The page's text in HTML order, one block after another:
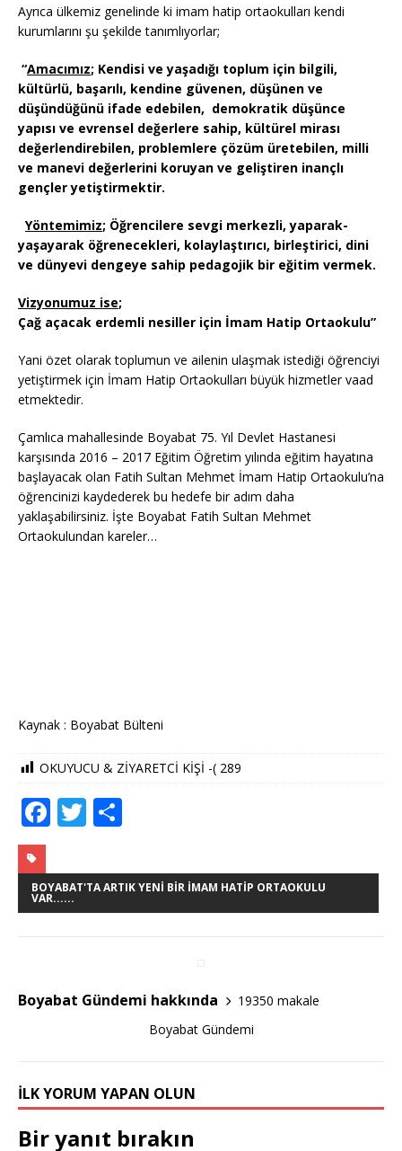
Ayrıca ülkemiz genelinde ki imam hatip ortaokulları kendi
kurumlarını şu şekilde tanımlıyorlar;
“Amacımız; Kendisi ve yaşadığı toplum için bilgili,
kültürlü, başarılı, kendine güvenen, düşünen ve
düşündüğünü ifade edebilen, demokratik düşünce
yapısı ve evrensel değerlere sahip, kültürel mirası
değerlendirebilen, problemlere çözüm üretebilen, milli
ve manevi değerlerini koruyan ve geliştiren inançlı
gençler yetiştirmektir.
Yöntemimiz; Öğrencilere sevgi merkezli, yaparak-
yaşayarak öğrenecekleri, kolaylaştırıcı, birleştirici, dini
ve dünyevi dengeye sahip pedagojik bir eğitim vermek.
Vizyonumuz ise;
Çağ açacak erdemli nesiller için İmam Hatip Ortaokulu”
Yani özet olarak toplumun ve ailenin ulaşmak istediği öğrenciyi
yetiştirmek için İmam Hatip Ortaokulları büyük hizmetler vaad
etmektedir.
Çamlıca mahallesinde Boyabat 75. Yıl Devlet Hastanesi
karşısında 2016 – 2017 Eğitim Öğretim yılında eğitim hayatına
başlayacak olan Fatih Sultan Mehmet İmam Hatip Ortaokulu’na
öğrencinizi kaydederek bu hedefe bir adım daha
yaklaşabilirsiniz. İşte Boyabat Fatih Sultan Mehmet
Ortaokulundan kareler…
Kaynak : Boyabat Bülteni
OKUYUCU & ZİYARETCİ KİŞİ -( 289
F
c
e
o
k
T
it
te
ar
e
BOYABAT'TA ARTIK YENI BIR İMAM HATIP ORTAOKULU
VAR......
Boyabat Gündemi hakkında
19350 makale
Boyabat Gündemi
İLK YORUM YAPAN OLUN
Bir yanıt bırakın